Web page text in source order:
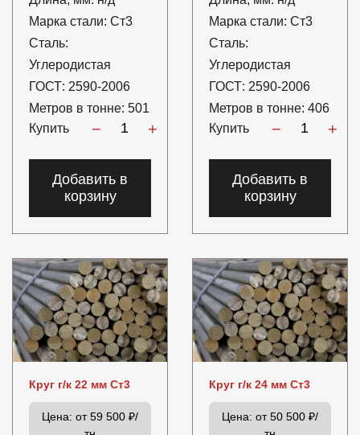
Марка стали: Ст3
Сталь:
Углеродистая
ГОСТ: 2590-2006
Метров в тонне: 501
Купить
− +
Добавить в
корзину
Марка стали: Ст3
Сталь:
Углеродистая
ГОСТ: 2590-2006
Метров в тонне: 406
Купить
− +
Добавить в
корзину
Круг г/к 22 мм Ст3
Цена: от 59 500 ₽/
Круг г/к 24 мм Ст3
Цена: от 50 500 ₽/